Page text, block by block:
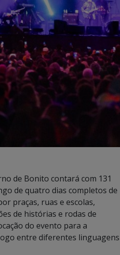
de Bonito contará com 131
de quatro dias completos de
praças, ruas e escolas,
de histórias e rodas de
do evento para a
entre diferentes linguagens